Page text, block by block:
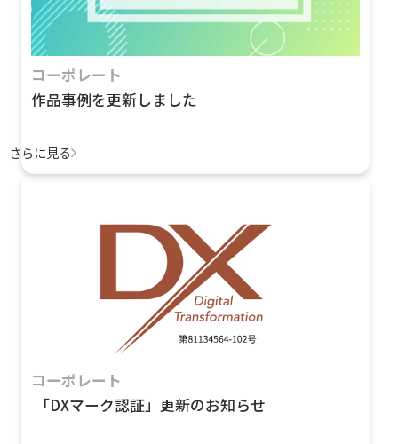
コーポレート
作品事例を更新しました
さらに見る
コーポレート
「DXマーク認証」更新のお知らせ